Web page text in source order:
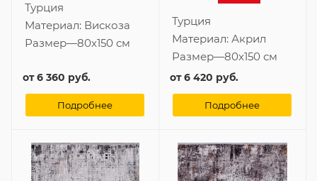
Турция
Материал: Вискоза
Размер—80x150 см
от6 360 руб.
Подробнее
Турция
Материал: Акрил
Размер—80x150 см
от6 420 руб.
Подробнее